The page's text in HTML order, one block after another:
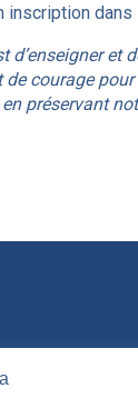
dans
d’enseigner
courage
préservant